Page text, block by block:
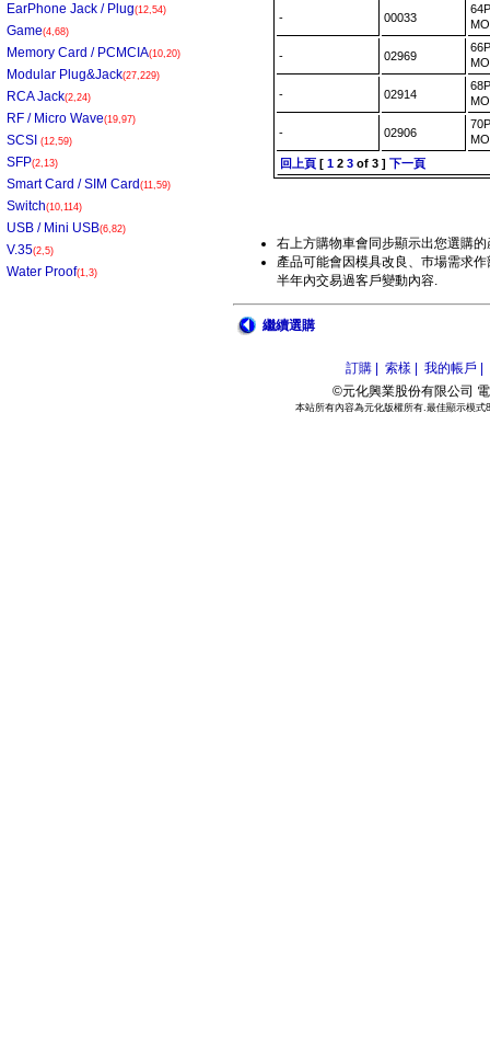
EarPhone Jack / Plug(12,54)
Game(4,68)
Memory Card / PCMCIA(10,20)
Modular Plug&Jack(27,229)
RCA Jack(2,24)
RF / Micro Wave(19,97)
SCSI (12,59)
SFP(2,13)
Smart Card / SIM Card (11,59)
Switch(10,114)
USB / Mini USB(6,82)
V.35(2,5)
Water Proof(1,3)
- 00033
- 02969
- 02914
- 02906
回上頁 [ 1 2 3 of 3 ] 下一頁
右上方購物車會同步顯示出您選購的
產品可能會因模具改良、巿場需求
半年內交易過客戶變動內容.
繼續選購
訂購 | 索樣 |
我的帳戶 |
©元化興業股份有限公司
本站所有內容為元化版權所有.最佳顯示模